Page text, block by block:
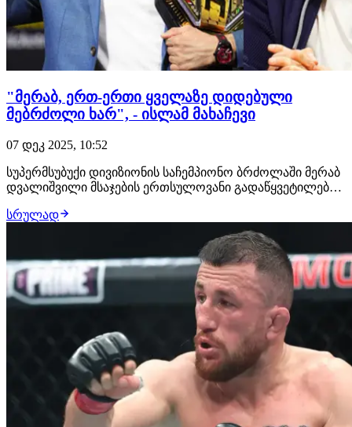
"მერაბ, ერთ-ერთი ყველაზე დიდებული
მებრძოლი ხარ", - ისლამ მახაჩევი
07 დეკ 2025, 10:52
სუპერმსუბუქი დივიზიონის საჩემპიონო ბრძოლაში მერაბ
დვალიშვილი მსაჯების ერთსულოვანი გადაწყვეტილებით
მებრძოლების საჩემპიონო ჩხუბს ისლამ მახაჩევი
გამოეხმეურა: მერაბ, შენ ხარ ერთ-ერთი ყველაზე
დიდებული მებრძოლი, ვინც კი ოქტაგონში ოდესმე
შესულა.…
სრულად